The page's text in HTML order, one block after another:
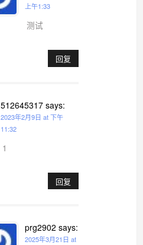
上午1:33
测试
回复
512645317 says:
2023年2月9日 at 下午
11:32
1
回复
prg2902 says:
2025年3月21日 at